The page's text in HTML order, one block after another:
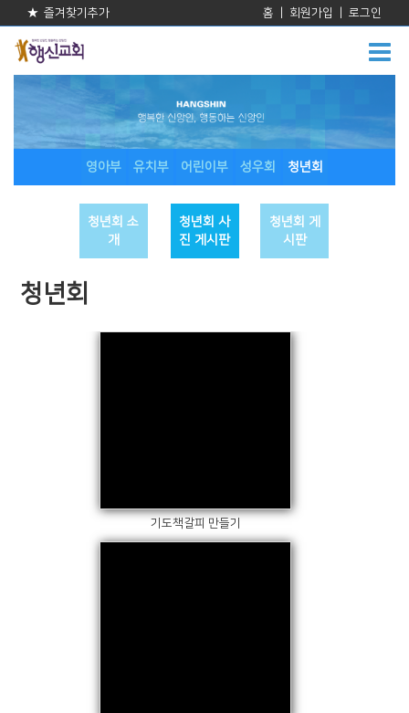
★ 즐겨찾기추가 홈 회원가입 로그인
영아부 유치부 어린이부 성우회 청년회
청년회 소
개
청년회 사
진 게시판
청년회 게
시판
청년회
기도책갈피 만들기